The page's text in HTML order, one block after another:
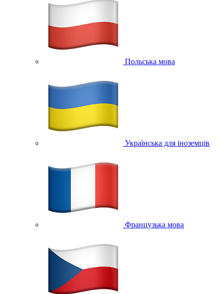
Польська мова
Українська для іноземців
Французька мова